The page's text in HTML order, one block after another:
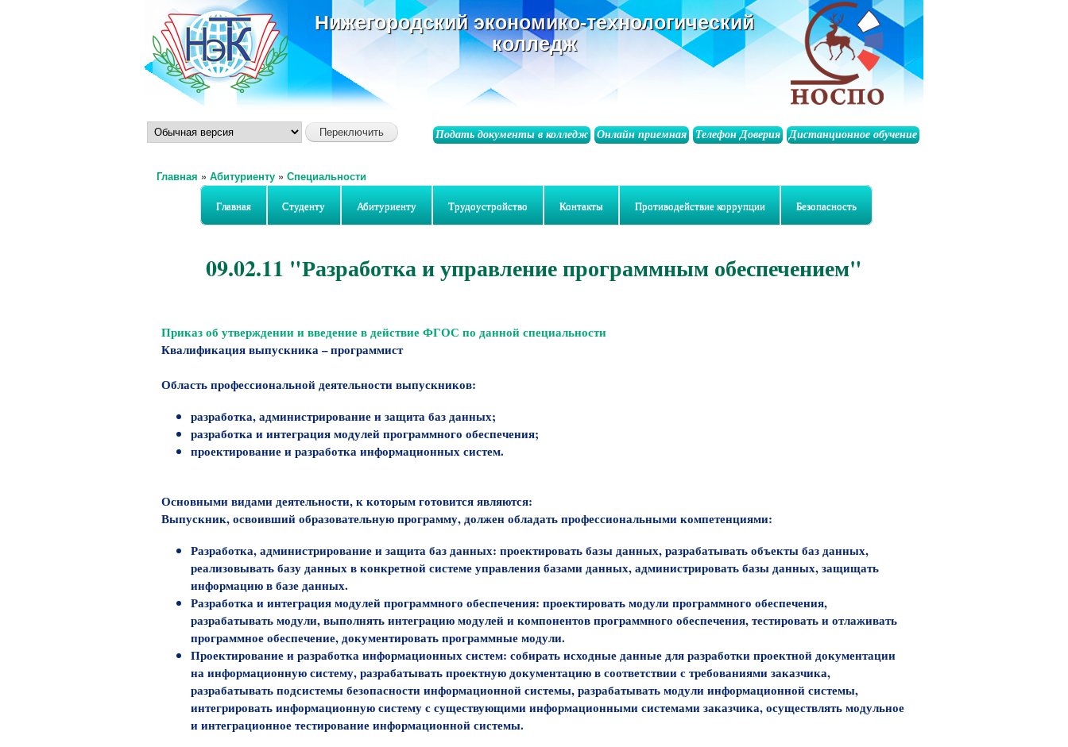
основному
содержанию
Нижегородский экономико-технологический
колледж
Дистанционное обучение
Телефон Доверия
Онлайн приемная
Подать документы в колледж
Главная » Абитуриенту » Специальности
Главная Студенту Абитуриенту Трудоустройство Контакты Противодействие коррупции Безопасность
09.02.11 "Разработка и управление программным обеспечением"
Приказ об утверждении и введение в действие ФГОС по данной специальности
Квалификация выпускника – программист
Область профессиональной деятельности выпускников:
разработка, администрирование и защита баз данных;
разработка и интеграция модулей программного обеспечения;
проектирование и разработка информационных систем.
Основными видами деятельности, к которым готовится являются:
Выпускник, освоивший образовательную программу, должен обладать профессиональными компетенциями:
Разработка, администрирование и защита баз данных: проектировать базы данных, разрабатывать объекты баз данных,
реализовывать базу данных в конкретной системе управления базами данных, администрировать базы данных, защищать
информацию в базе данных.
Разработка и интеграция модулей программного обеспечения: проектировать модули программного обеспечения,
разрабатывать модули, выполнять интеграцию модулей и компонентов программного обеспечения, тестировать и отлаживать
программное обеспечение, документировать программные модули.
Проектирование и разработка информационных систем: собирать исходные данные для разработки проектной документации
на информационную систему, разрабатывать проектную документацию в соответствии с требованиями заказчика,
разрабатывать подсистемы безопасности информационной системы, разрабатывать модули информационной системы,
интегрировать информационную систему с существующими информационными системами заказчика, осуществлять модульное
и интеграционное тестирование информационной системы.